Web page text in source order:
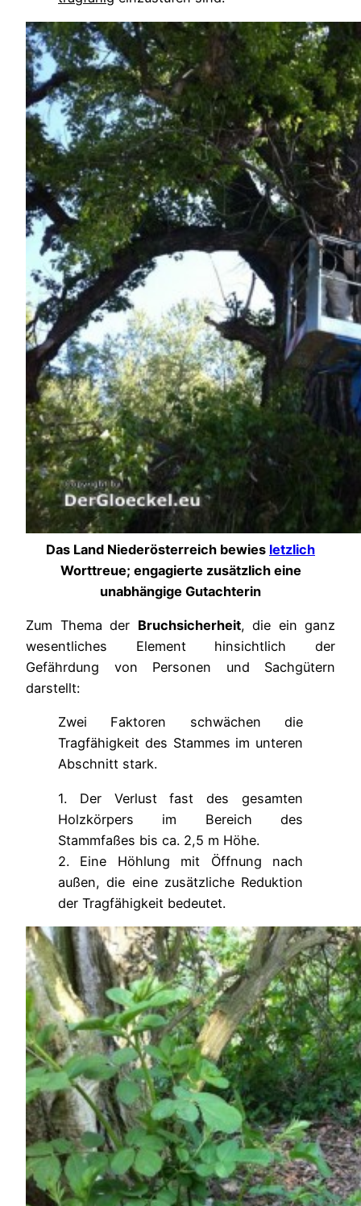
Das Land Niederösterreich bewies letzlich
Worttreue; engagierte zusätzlich eine
unabhängige Gutachterin
Zum Thema der Bruchsicherheit, die ein ganz
wesentliches Element hinsichtlich der
Gefährdung von Personen und Sachgütern
darstellt:
Zwei Faktoren schwächen die
Tragfähigkeit des Stammes im unteren
Abschnitt stark.
1. Der Verlust fast des gesamten
Holzkörpers im Bereich des
Stammfaßes bis ca. 2,5 m Höhe.
2. Eine Höhlung mit Öffnung nach
außen, die eine zusätzliche Reduktion
der Tragfähigkeit bedeutet.